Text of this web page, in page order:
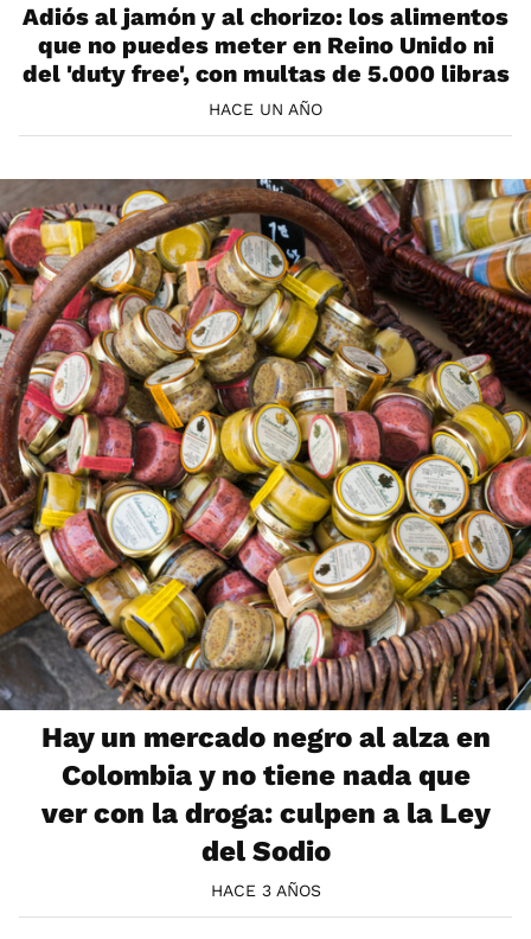
Adiós al jamón y al chorizo: los alimentos
que no puedes meter en Reino Unido ni
del 'duty free', con multas de 5.000 libras
HACE UN AÑO
Hay un mercado negro al alza en
Colombia y no tiene nada que
ver con la droga: culpen a la Ley
del Sodio
HACE 3 AÑOS